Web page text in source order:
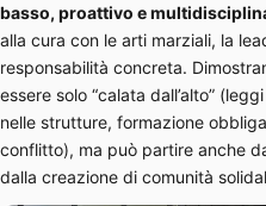
basso, proattivo e
alla cura con le arti marziali, la
responsabilità concreta.
essere solo “calata dall’alto”
nelle strutture, formazione
conflitto), ma può partire anche
dalla creazione di comunità